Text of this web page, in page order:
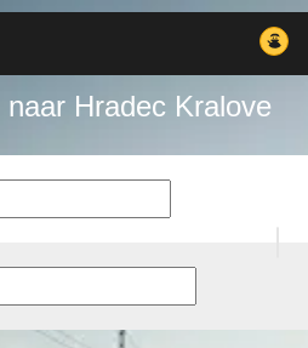
Hradec Kralove